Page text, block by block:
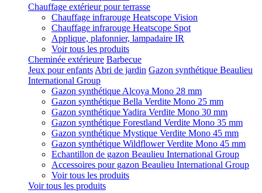
Chauffage extérieur pour terrasse
Chauffage infrarouge Heatscope Vision
Chauffage infrarouge Heatscope Spot
Applique, plafonnier, lampadaire IR
Voir tous les produits
Cheminée extérieure Barbecue
Jeux pour enfants Abri de jardin Gazon synthétique Beaulieu
International Group
Gazon synthétique Alcoya Mono 28 mm
Gazon synthétique Bella Verdite Mono 25 mm
Gazon synthétique Yadira Verdite Mono 30 mm
Gazon synthétique Forestland Verdite Mono 35 mm
Gazon synthétique Mystique Verdite Mono 45 mm
Gazon synthétique Wildflower Verdite Mono 45 mm
Echantillon de gazon Beaulieu International Group
Accessoires pour gazon Beaulieu International Group
Voir tous les produits
Voir tous les produits